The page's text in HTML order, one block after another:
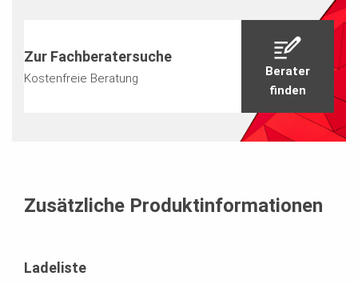
Zur Fachberatersuche
Kostenfreie Beratung
Berater
finden
Zusätzliche Produktinformationen
Ladeliste